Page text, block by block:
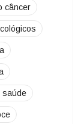
câncer
saúde